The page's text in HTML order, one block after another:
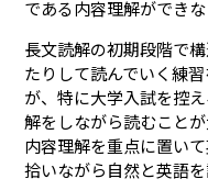
である内容理解ができな
長文読解の初期段階で
たりして読んでいく練
が、特に大学入試を控
解をしながら読むことが
内容理解を重点に置い
拾いながら自然と英語